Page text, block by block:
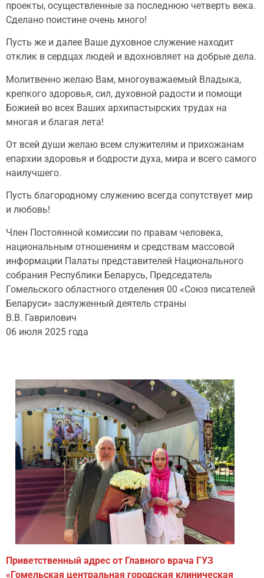
проекты, осуществленные за последнюю четверть века.
Сделано поистине очень много!
Пусть же и далее Ваше духовное служение находит
отклик в сердцах людей и вдохновляет на добрые дела.
Молитвенно желаю Вам, многоуважаемый Владыка,
крепкого здоровья, сил, духовной радости и помощи
Божией во всех Ваших архипастырских трудах на
многая и благая лета!
От всей души желаю всем служителям и прихожанам
епархии здоровья и бодрости духа, мира и всего самого
наилучшего.
Пусть благородному служению всегда сопутствует мир
и любовь!
Член Постоянной комиссии по правам человека,
национальным отношениям и средствам массовой
информации Палаты представителей Национального
собрания Республики Беларусь, Председатель
Гомельского областного отделения 00 «Союз писателей
Беларуси» заслуженный деятель страны
В.В. Гаврилович
06 июля 2025 года
Приветственный адрес от Главного врача ГУЗ
«Гомельская центральная городская клиническая